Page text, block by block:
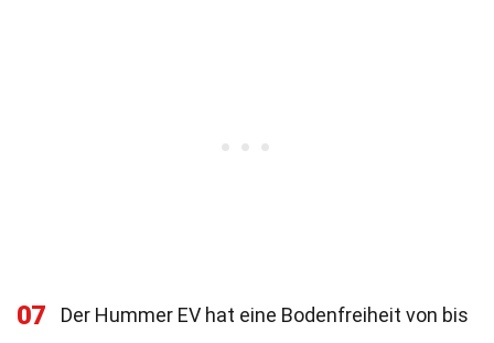
07
Der Hummer EV hat eine Bodenfreiheit von bis